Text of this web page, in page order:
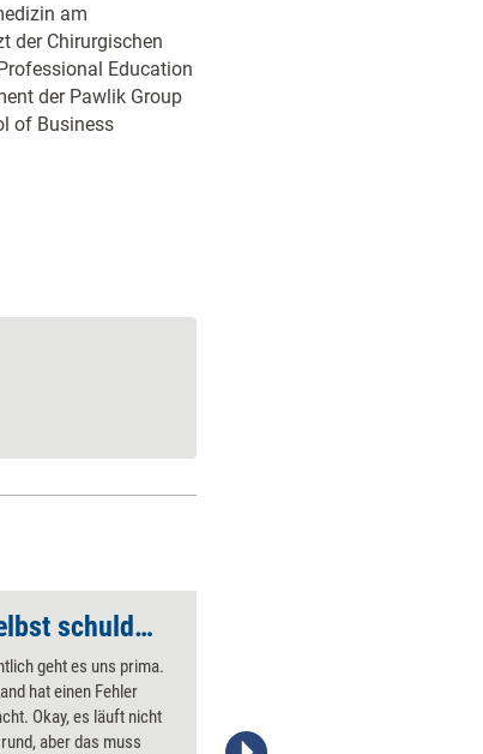
am
der Chirurgischen
Education
der Pawlik Group
of Business
„Unternehmen sind oft selbst schuld, wenn Beratung scheitert“
geht es uns prima.
hat einen Fehler
Okay, es läuft nicht
aber das muss